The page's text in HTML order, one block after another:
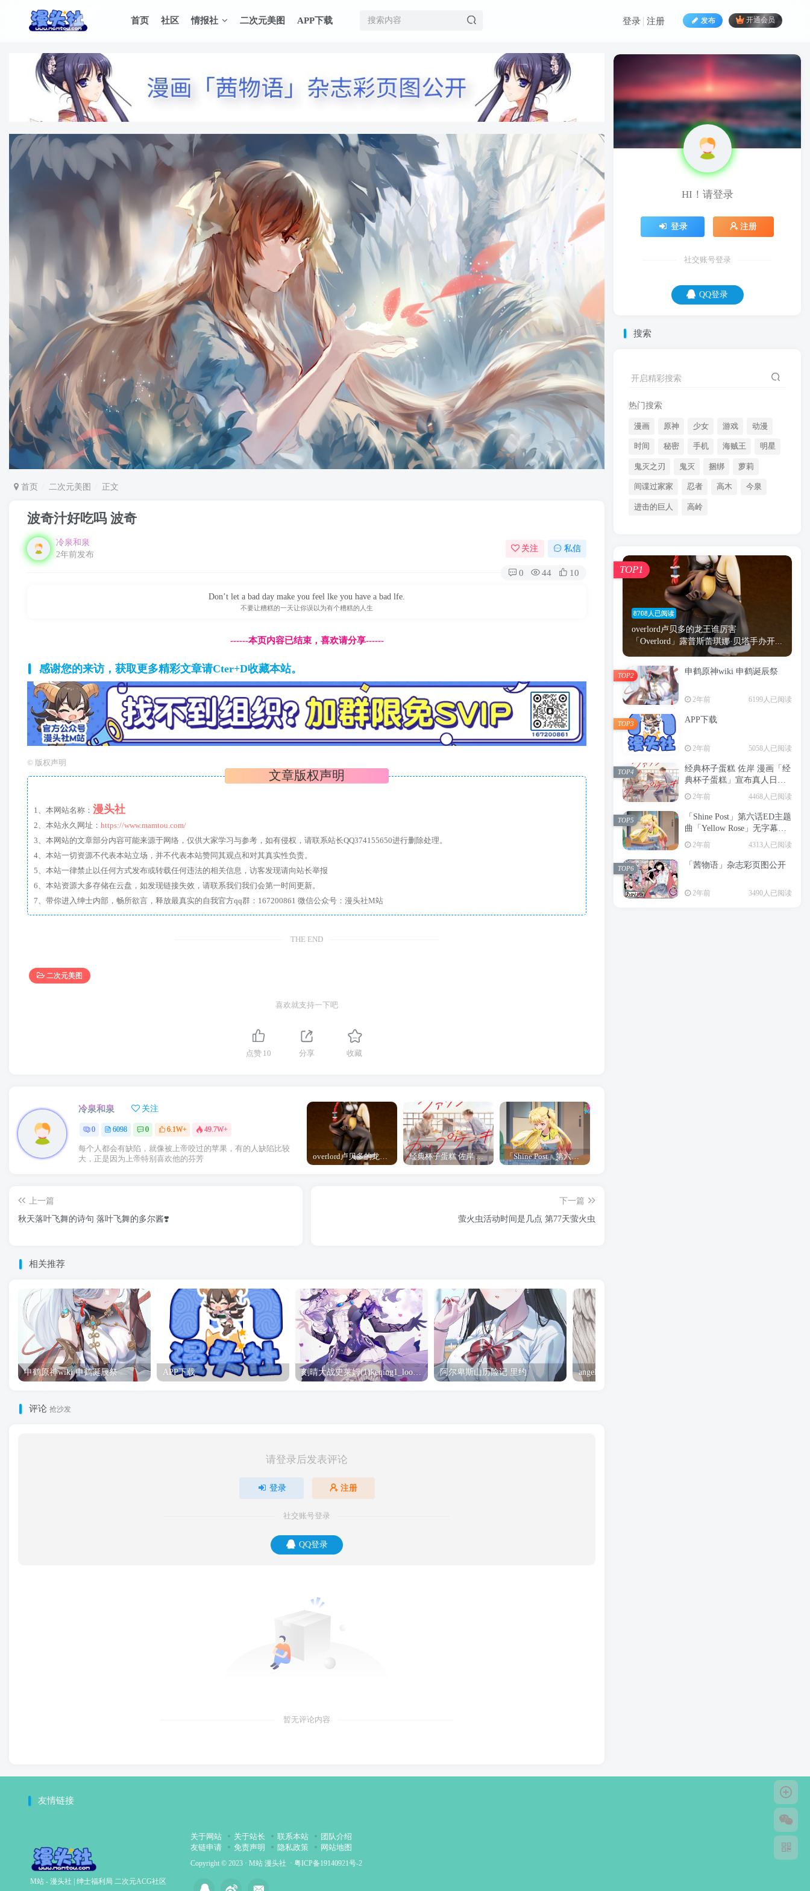
首页 社区 情报社 二次元美图 APP下载 发布 开通会员
登录 注册
首页 二次元美图 正文
波奇汁好吃吗 波奇
冷泉和泉
2年前发布
关注 私信
0 44 10
Don’t let a bad day make you feel lke you have a bad lfe.
不要让糟糕的一天让你误以为有个糟糕的人生
------本页内容已结束，喜欢请分享------
感谢您的来访，获取更多精彩文章请Cter+D收藏本站。
© 版权声明
文章版权声明
1、本网站名称： 漫头社
2、本站永久网址： https://www.mamtou.com/
3、本网站的文章部分内容可能来源于网络，仅供大家学习与参考，如有侵权，请联系站长QQ374155650进行删除处理。
4、本站一切资源不代表本站立场，并不代表本站赞同其观点和对其真实性负责。
5、本站一律禁止以任何方式发布或转载任何违法的相关信息，访客发现请向站长举报
6、本站资源大多存储在云盘，如发现链接失效，请联系我们我们会第一时间更新。
7、带你进入绅士内部，畅所欲言，释放最真实的自我官方qq群：167200861 微信公众号：漫头社M站
THE END
二次元美图
喜欢就支持一下吧
点赞 10 分享 收藏
冷泉和泉 关注
0 6098 0 6.1W+ 49.7W+
每个人都会有缺陷，就像被上帝咬过的苹果，有的人缺陷比较
大，正是因为上帝特别喜欢他的芬芳
overlord卢贝多的龙王谁厉害 「Overlord」露普斯蕾琪娜·贝塔手办开订 经典杯子蛋糕 佐岸 漫画「经典杯子蛋糕」宣布真人日剧化 「Shine Post」第六话ED主题曲「Yellow Rose」无字幕MV公开
上一篇
秋天落叶飞舞的诗句 落叶飞舞的多尔酱❣️
下一篇
萤火虫活动时间是几点 第77天萤火虫
相关推荐
申鹤原神wiki 申鹤诞辰祭 APP下载 刻晴大战史莱姆(1)keqing1_loop_s_1080(2) 刻晴 阿尔卑斯山历险记 里约 angel yeah火影忍者 Angel
评论 抢沙发
请登录后发表评论
登录 注册
社交账号登录
QQ登录
暂无评论内容
HI！请登录
登录 注册
社交账号登录
QQ登录
搜索
开启精彩搜索
热门搜索
漫画 原神 少女 游戏 动漫
时间 秘密 手机 海贼王 明星
鬼灭之刃 鬼灭 捆绑 萝莉
间谍过家家 忍者 高木 今泉
进击的巨人 高岭
8708人已阅读
overlord卢贝多的龙王谁厉害
「Overlord」露普斯蕾琪娜·贝塔手办开...
TOP1
申鹤原神wiki 申鹤诞辰祭
2年前 6199人已阅读
TOP2
APP下载
2年前 5058人已阅读
TOP3
经典杯子蛋糕 佐岸 漫画「经
典杯子蛋糕」宣布真人日剧
化
2年前 4468人已阅读
TOP4
「Shine Post」第六话ED主题
曲「Yellow Rose」无字幕MV
公开
2年前 4313人已阅读
TOP5
「茜物语」杂志彩页图公开
2年前 3490人已阅读
TOP6
HI！请登录
登录 注册
社交账号登录
QQ登录
所有的为你好，都只是为了他们心情好。
时间 秘密 手机 海贼王
鬼灭 捆绑 萝莉
间谍过家家 忍者 高木
进击的巨人 高岭
8708人已阅读
overlord卢贝多的龙王谁厉害
「Overlord」露普斯蕾琪娜·贝塔手办开...
TOP1
申鹤原神wiki 申鹤诞辰祭
2年前 6199人已阅读
TOP2
APP下载
2年前 5058人已阅读
TOP3
经典杯子蛋糕 佐岸 漫画「经
典杯子蛋糕」宣布真人日剧
TOP4
友情链接
M站 - 漫头社 | 绅士福利局 二次元ACG社区
关于网站 关于站长 联系本站
团队介绍
友链申请
免责声明 隐私政策 网站地图
Copyright © 2023 · M站 漫头社 · 粤ICP备19140921号-2